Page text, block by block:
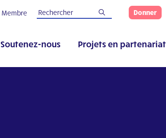
Membre Donner
Soutenez-nous Projets en partenariat